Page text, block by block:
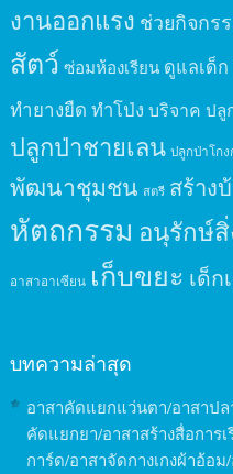
งานออกแรง ช่วยกิจกร
สัตว์ ซ่อมห้องเรียน ดูแลเด็ก
ทำยางยืด ทำโป่ง บริจาค ปลู
ปลูกป่าชายเลน ปลูกป่าโกง
พัฒนาชุมชน สตรี สร้าง
หัตถกรรม อนุรักษ์
อาสาอาเซียน เก็บขยะ เด็ก
บทความล่าสุด
อาสาคัดแยกแว่นตา/อาสาป
คัดแยกยา/อาสาสร้างสื่อกา
การ์ด/อาสาจัดกางเกงผ้าอ้อ